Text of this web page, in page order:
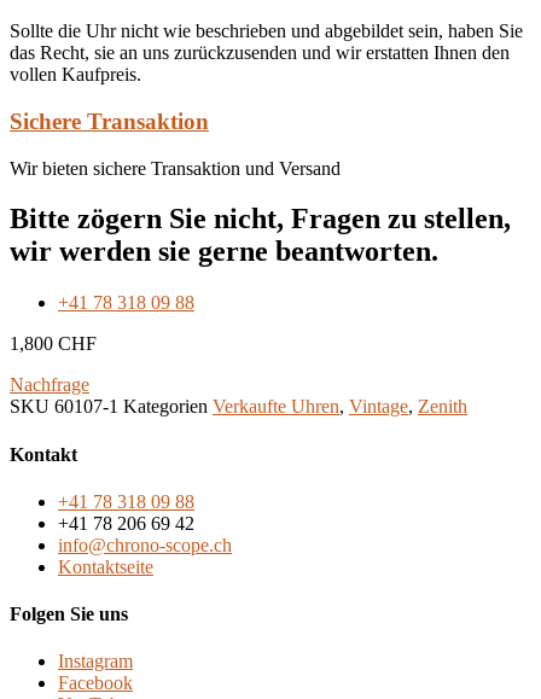
Sollte die Uhr nicht wie beschrieben und abgebildet sein, haben Sie
das Recht, sie an uns zurückzusenden und wir erstatten Ihnen den
vollen Kaufpreis.
Sichere Transaktion
Wir bieten sichere Transaktion und Versand
Bitte zögern Sie nicht, Fragen zu stellen,
wir werden sie gerne beantworten.
+41 78 318 09 88
1,800 CHF
Nachfrage
SKU 60107-1 Kategorien Verkaufte Uhren, Vintage, Zenith
Kontakt
+41 78 318 09 88
+41 78 206 69 42
info@chrono-scope.ch
Kontaktseite
Folgen Sie uns
Instagram
Facebook